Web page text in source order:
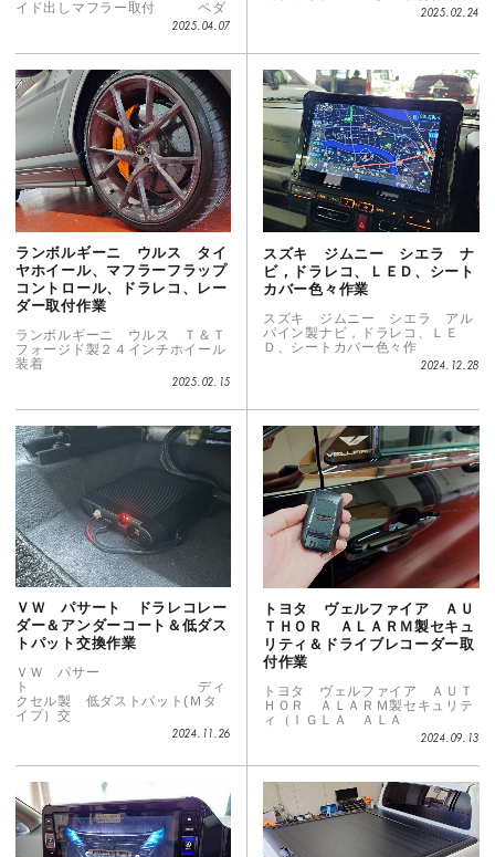
イド出しマフラー取付 ペダ
2025.04.07
2025.02.24
ランボルギーニ ウルス タイ
ヤホイール、マフラーフラップ
コントロール、ドラレコ、レー
ダー取付作業
ランボルギーニ ウルス Ｔ＆Ｔ
フォージド製２４インチホイール
装着
2025.02.15
スズキ ジムニー シエラ ナ
ビ，ドラレコ、ＬＥＤ、シート
カバー色々作業
スズキ ジムニー シエラ アル
パイン製ナビ，ドラレコ、ＬＥ
Ｄ、シートカバー色々作
2024.12.28
ＶＷ パサート ドラレコレー
ダー＆アンダーコート＆低ダス
トパット交換作業
ＶＷ パサー
ト ディ
クセル製 低ダストパット(Ｍタ
イプ）交
2024.11.26
トヨタ ヴェルファイア ＡＵ
ＴＨＯＲ ＡＬＡＲＭ製セキュ
リティ＆ドライブレコーダー取
付作業
トヨタ ヴェルファイア ＡＵＴ
ＨＯＲ ＡＬＡＲＭ製セキュリテ
ィ（ＩＧＬＡ ＡＬＡ
2024.09.13